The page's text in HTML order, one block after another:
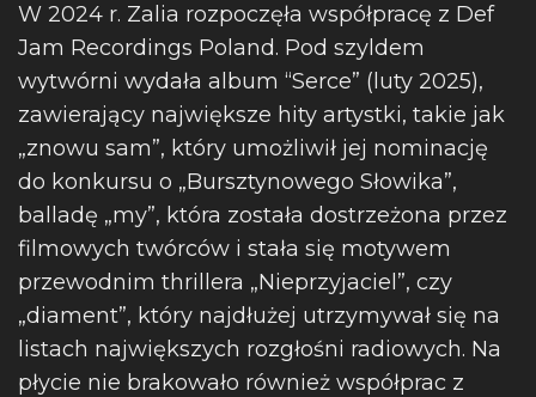
W 2024 r. Zalia rozpoczęła współpracę z Def
Jam Recordings Poland. Pod szyldem
wytwórni wydała album “Serce” (luty 2025),
zawierający największe hity artystki, takie jak
„znowu sam”, który umożliwił jej nominację
do konkursu o „Bursztynowego Słowika”,
balladę „my”, która została dostrzeżona przez
filmowych twórców i stała się motywem
przewodnim thrillera „Nieprzyjaciel”, czy
„diament”, który najdłużej utrzymywał się na
listach największych rozgłośni radiowych. Na
płycie nie brakowało również współprac z